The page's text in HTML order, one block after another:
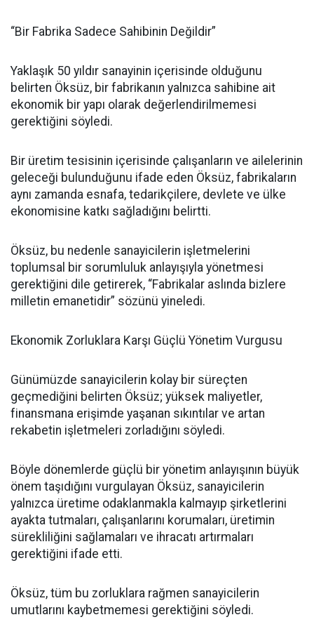
“Bir Fabrika Sadece Sahibinin Değildir”
Yaklaşık 50 yıldır sanayinin içerisinde olduğunu
belirten Öksüz, bir fabrikanın yalnızca sahibine ait
ekonomik bir yapı olarak değerlendirilmemesi
gerektiğini söyledi.
Bir üretim tesisinin içerisinde çalışanların ve ailelerinin
geleceği bulunduğunu ifade eden Öksüz, fabrikaların
aynı zamanda esnafa, tedarikçilere, devlete ve ülke
ekonomisine katkı sağladığını belirtti.
Öksüz, bu nedenle sanayicilerin işletmelerini
toplumsal bir sorumluluk anlayışıyla yönetmesi
gerektiğini dile getirerek, “Fabrikalar aslında bizlere
milletin emanetidir” sözünü yineledi.
Ekonomik Zorluklara Karşı Güçlü Yönetim Vurgusu
Günümüzde sanayicilerin kolay bir süreçten
geçmediğini belirten Öksüz; yüksek maliyetler,
finansmana erişimde yaşanan sıkıntılar ve artan
rekabetin işletmeleri zorladığını söyledi.
Böyle dönemlerde güçlü bir yönetim anlayışının büyük
önem taşıdığını vurgulayan Öksüz, sanayicilerin
yalnızca üretime odaklanmakla kalmayıp şirketlerini
ayakta tutmaları, çalışanlarını korumaları, üretimin
sürekliliğini sağlamaları ve ihracatı artırmaları
gerektiğini ifade etti.
Öksüz, tüm bu zorluklara rağmen sanayicilerin
umutlarını kaybetmemesi gerektiğini söyledi.